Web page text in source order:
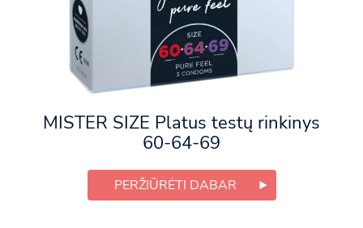
MISTER SIZE Platus testų rinkinys
60-64-69
PERŽIŪRĖTI DABAR